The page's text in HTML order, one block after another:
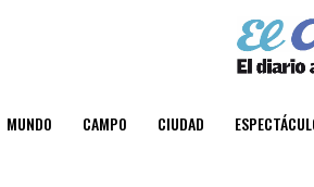
MUNDO CAMPO CIUDAD